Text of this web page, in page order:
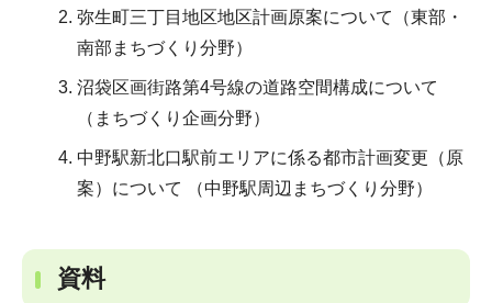
弥生町三丁目地区地区計画原案について（東部・
南部まちづくり分野）
沼袋区画街路第4号線の道路空間構成について
（まちづくり企画分野）
中野駅新北口駅前エリアに係る都市計画変更（原
案）について （中野駅周辺まちづくり分野）
資料